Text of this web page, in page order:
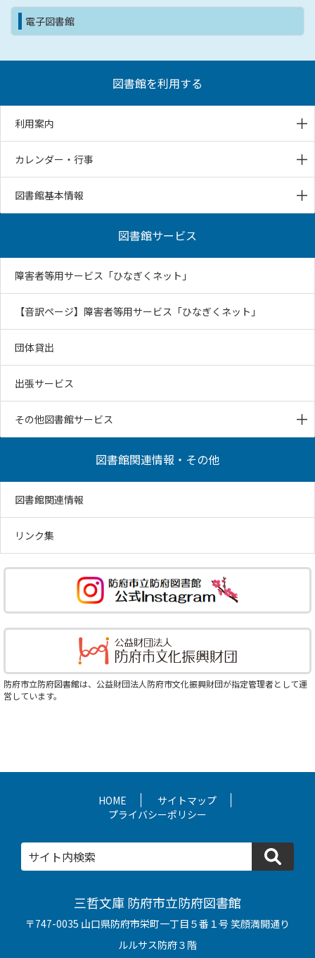
電子図書館
図書館を利用する
利用案内
カレンダー・行事
図書館基本情報
図書館サービス
障害者等用サービス「ひなぎくネット」
【音訳ページ】障害者等用サービス「ひなぎくネット」
団体貸出
出張サービス
その他図書館サービス
図書館関連情報・その他
図書館関連情報
リンク集
防府市立防府図書館は、公益財団法人防府市文化振興財団が指定管理者として運
営しています。
HOME
サイトマップ
プライバシーポリシー
三哲文庫 防府市立防府図書館
〒747-0035 山口県防府市栄町一丁目５番１号 笑顔満開通り
ルルサス防府３階